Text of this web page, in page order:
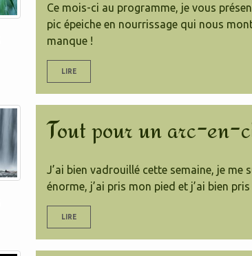
Ce mois-ci au programme, je vous
pic épeiche en nourrissage qui nous
manque !
LIRE
Tout pour un arc-en-
J’ai bien vadrouillé cette semaine, je me
énorme, j’ai pris mon pied et j’ai bien pris
LIRE